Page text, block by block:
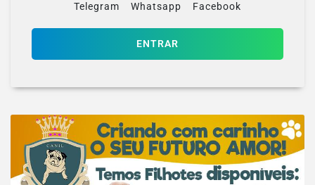
Telegram Whatsapp Facebook
ENTRAR